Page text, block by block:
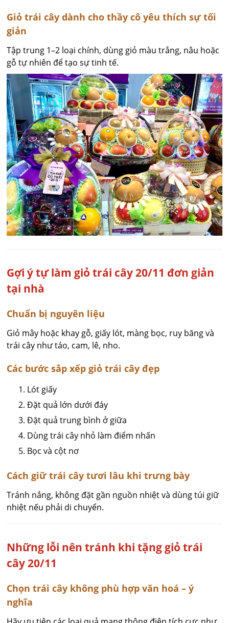
Giỏ trái cây dành cho thầy cô yêu thích sự tối
giản
Tập trung 1–2 loại chính, dùng giỏ màu trắng, nâu hoặc
gỗ tự nhiên để tạo sự tinh tế.
Gợi ý tự làm giỏ trái cây 20/11 đơn giản
tại nhà
Chuẩn bị nguyên liệu
Giỏ mây hoặc khay gỗ, giấy lót, màng bọc, ruy băng và
trái cây như táo, cam, lê, nho.
Các bước sắp xếp giỏ trái cây đẹp
Lót giấy
Đặt quả lớn dưới đáy
Đặt quả trung bình ở giữa
Dùng trái cây nhỏ làm điểm nhấn
Bọc và cột nơ
Cách giữ trái cây tươi lâu khi trưng bày
Tránh nắng, không đặt gần nguồn nhiệt và dùng túi giữ
nhiệt nếu phải di chuyển.
Những lỗi nên tránh khi tặng giỏ trái
cây 20/11
Chọn trái cây không phù hợp văn hoá – ý
nghĩa